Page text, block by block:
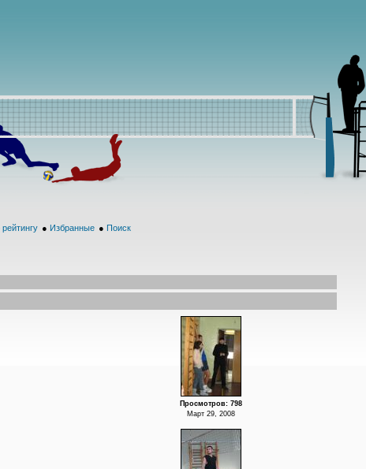
● Избранные ● Поиск
Просмотров: 798
Март 29, 2008